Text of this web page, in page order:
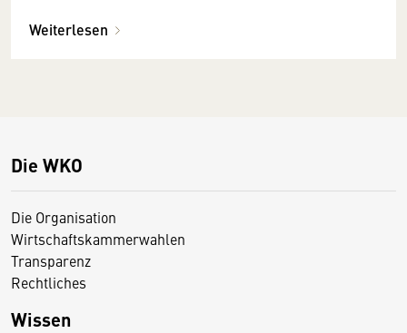
Weiterlesen
Die WKO
Die Organisation
Wirtschaftskammerwahlen
Transparenz
Rechtliches
Wissen